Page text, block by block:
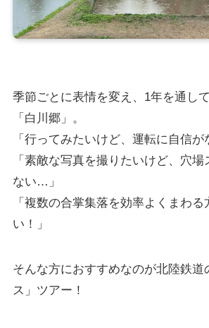
季節ごとに表情を変え、1年を通し
「白川郷」。
「行ってみたいけど、運転に自信が
「素敵な写真を撮りたいけど、穴
ない…」
「複数の合掌集落を効率よくまわる
い！」
そんな方におすすめなのが北陸鉄道
ス」ツアー！